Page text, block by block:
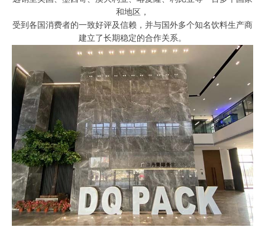
和地区，
受到各国消费者的一致好评及信赖，并与国外多个知名饮料生产商
建立了长期稳定的合作关系。